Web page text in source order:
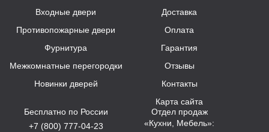
Входные двери
Противопожарные двери
Фурнитура
Межкомнатные перегородки
Новинки дверей
Доставка
Оплата
Гарантия
Отзывы
Контакты
Карта сайта
Бесплатно по России
+7 (800) 777-04-23
Отдел продаж
«Кухни, Мебель»: